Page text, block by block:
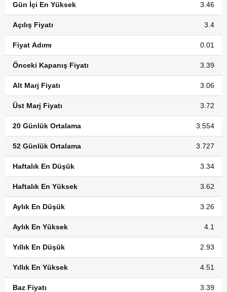
Gün İçi En Yüksek 3.46
Açılış Fiyatı 3.4
Fiyat Adımı 0.01
Önceki Kapanış Fiyatı 3.39
Alt Marj Fiyatı 3.06
Üst Marj Fiyatı 3.72
20 Günlük Ortalama 3.554
52 Günlük Ortalama 3.727
Haftalık En Düşük 3.34
Haftalık En Yüksek 3.62
Aylık En Düşük 3.26
Aylık En Yüksek 4.1
Yıllık En Düşük 2.93
Yıllık En Yüksek 4.51
Baz Fiyatı 3.39